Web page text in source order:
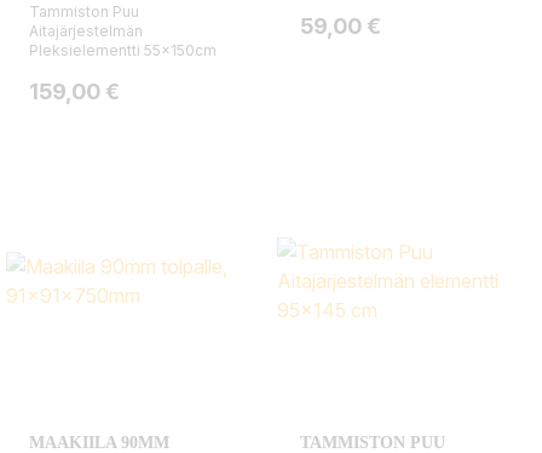
Tammiston Puu
Aitajärjestelmän
Pleksielementti 55x150cm
Hinta
159,00 €
Hinta
59,00 €
MAAKIILA 90MM
TAMMISTON PUU